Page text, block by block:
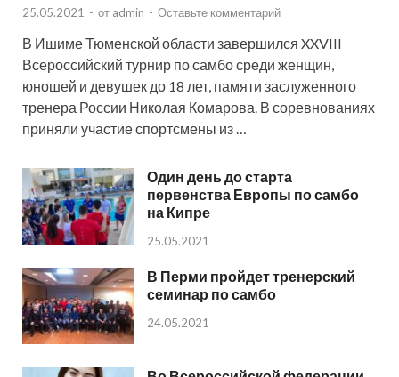
25.05.2021 - от admin - Оставьте комментарий
В Ишиме Тюменской области завершился XXVIII
Всероссийский турнир по самбо среди женщин,
юношей и девушек до 18 лет, памяти заслуженного
тренера России Николая Комарова. В соревнованиях
приняли участие спортсмены из …
Один день до старта
первенства Европы по самбо
на Кипре
25.05.2021
В Перми пройдет тренерский
семинар по самбо
24.05.2021